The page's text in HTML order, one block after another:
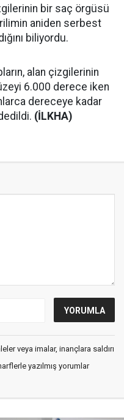
bir saç örgüsü
aniden serbest
biliyordu.
alan çizgilerinin
6.000 derece iken
dereceye kadar
(İLKHA)
veya imalar, inançlara saldırı
yazılmış yorumlar